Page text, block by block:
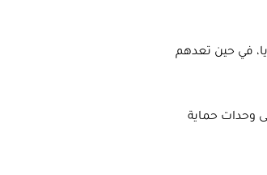
في حين تعدهم
وحدات حماية